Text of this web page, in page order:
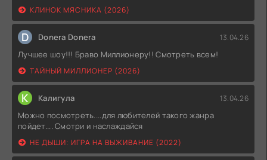
КЛИНОК МЯСНИКА (2026)
D Donera Donera 13.04.26
Лучшее шоу!!! Браво Миллионеру!! Смотреть всем!
ТАЙНЫЙ МИЛЛИОНЕР (2026)
К Калигула 13.04.26
Можно посмотреть....для любителей такого жанра
пойдет.... Смотри и наслаждайся
НЕ ДЫШИ: ИГРА НА ВЫЖИВАНИЕ (2022)